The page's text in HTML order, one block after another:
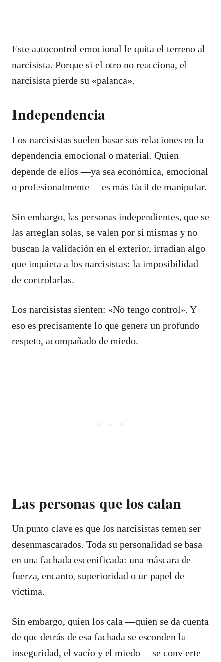
Este autocontrol emocional le quita el terreno al
narcisista. Porque si el otro no reacciona, el
narcisista pierde su «palanca».
Independencia
Los narcisistas suelen basar sus relaciones en la
dependencia emocional o material. Quien
depende de ellos —ya sea económica, emocional
o profesionalmente— es más fácil de manipular.
Sin embargo, las personas independientes, que se
las arreglan solas, se valen por sí mismas y no
buscan la validación en el exterior, irradian algo
que inquieta a los narcisistas: la imposibilidad
de controlarlas.
Los narcisistas sienten: «No tengo control». Y
eso es precisamente lo que genera un profundo
respeto, acompañado de miedo.
Las personas que los calan
Un punto clave es que los narcisistas temen ser
desenmascarados. Toda su personalidad se basa
en una fachada escenificada: una máscara de
fuerza, encanto, superioridad o un papel de
víctima.
Sin embargo, quien los cala —quien se da cuenta
de que detrás de esa fachada se esconden la
inseguridad, el vacío y el miedo— se convierte